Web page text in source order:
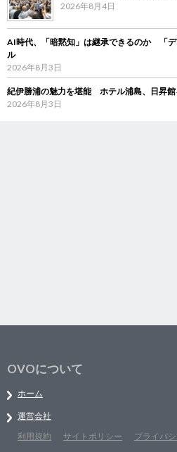
2026年8月4日
AI時代、「暗黙知」は継承できるのか 「
ル
2026年8月3日
紀伊勝浦の魅力を堪能 ホテル浦島、日昇館
2026年8月3日
OVOについて
ホーム
運営会社
利用規約
サイトポリシー プライバ